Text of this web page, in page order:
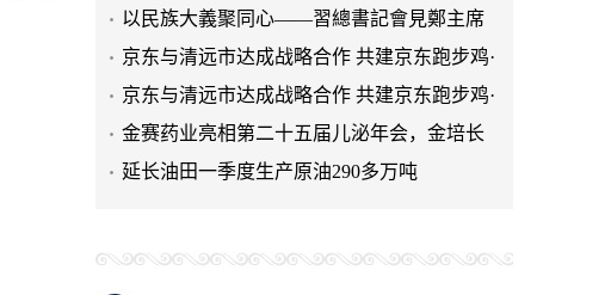
以民族大義聚同心——習總書記會見鄭主席
提出兩岸關系四點重要意
京东与清远市达成战略合作 共建京东跑步鸡·
清远鸡标准体系
京东与清远市达成战略合作 共建京东跑步鸡·
清远鸡标准体系
金赛药业亮相第二十五届儿泌年会，金培长
效生长激素成临床优选
延长油田一季度生产原油290多万吨